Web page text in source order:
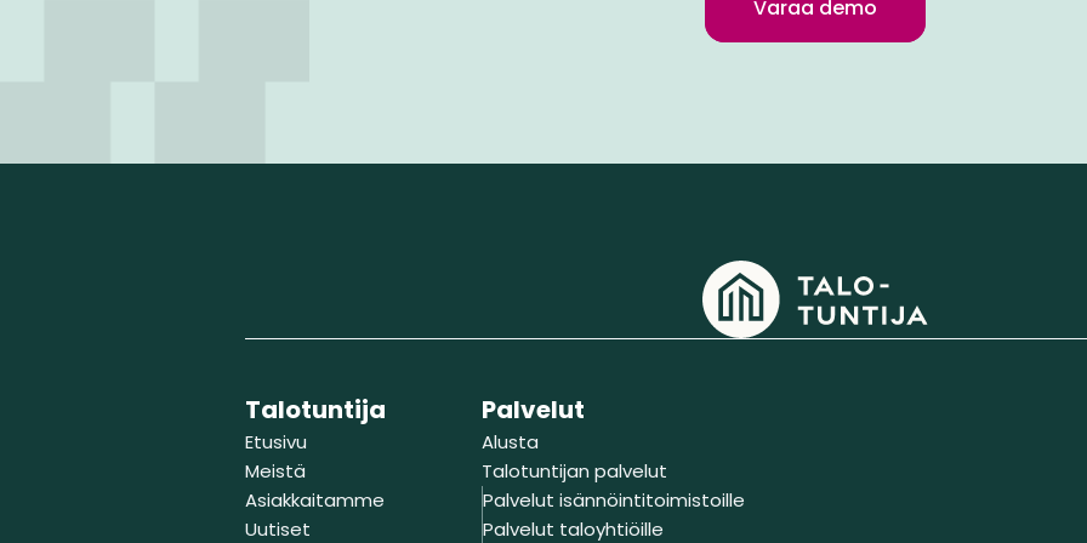
Varaa demo
Talotuntija
Etusivu
Meistä
Asiakkaitamme
Uutiset
Palvelut
Alusta
Talotuntijan palvelut
Palvelut isännöintitoimistoille
Palvelut taloyhtiöille